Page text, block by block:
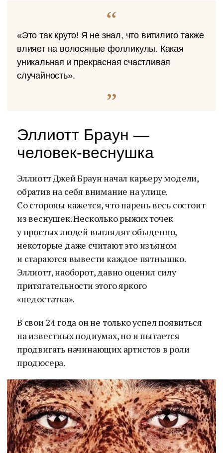
«Это так круто! Я не знал, что витилиго также
влияет на волосяные фолликулы. Какая
уникальная и прекрасная счастливая
случайность».
Эллиотт Браун —
человек-веснушка
Эллиотт Джей Браун начал карьеру модели,
обратив на себя внимание на улице.
Со стороны кажется, что парень весь состоит
из веснушек. Несколько рыжих точек
у простых людей выглядят обыденно,
некоторые даже считают это изъяном
и стараются вывести каждое пятнышко.
Эллиотт, наоборот, давно оценил силу
притягательности этого яркого
«недостатка».
В свои 24 года он не только успел появиться
на известных подиумах, но и пытается
продвигать начинающих артистов в роли
продюсера.